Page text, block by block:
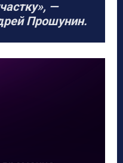
—
Прошунин.